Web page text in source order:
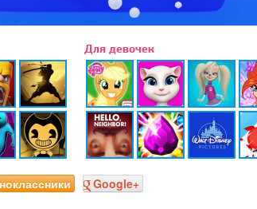
Для девочек
Google+